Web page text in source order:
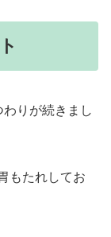
りが続きまし
もたれしてお